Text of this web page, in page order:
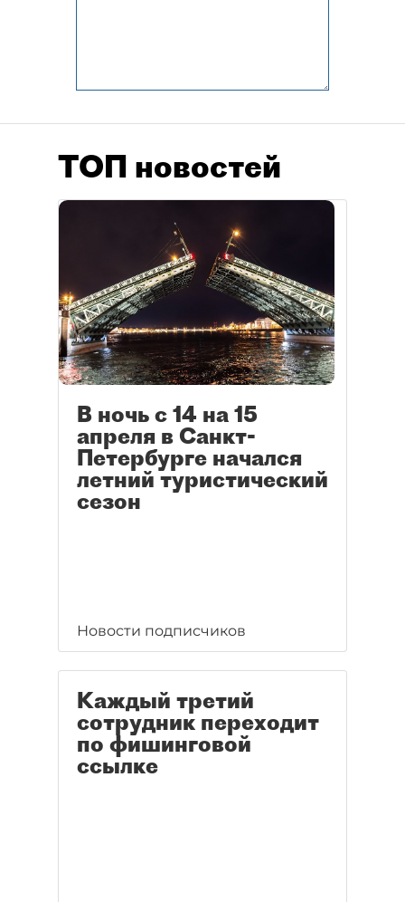
ТОП новостей
В ночь с 14 на 15
апреля в Санкт-
Петербурге начался
летний туристический
сезон
Новости подписчиков
Каждый третий
сотрудник переходит
по фишинговой
ссылке